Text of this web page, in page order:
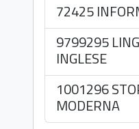
72425
9799295
INGLESE
1001296
MODERNA